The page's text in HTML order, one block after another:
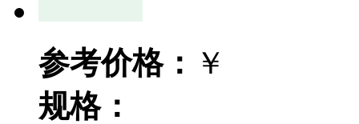
参考价格： ￥
规格：